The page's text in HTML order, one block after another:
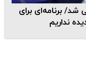
شد/ برنامه‌ای برای
نداریم